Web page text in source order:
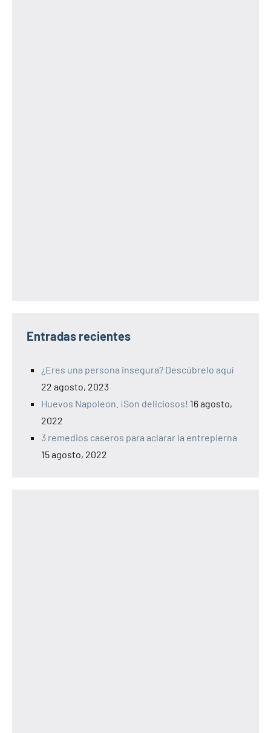
Entradas recientes
¿Eres una persona insegura? Descúbrelo aquí
22 agosto, 2023
Huevos Napoleon. ¡Son deliciosos! 16 agosto,
2022
3 remedios caseros para aclarar la entrepierna
15 agosto, 2022